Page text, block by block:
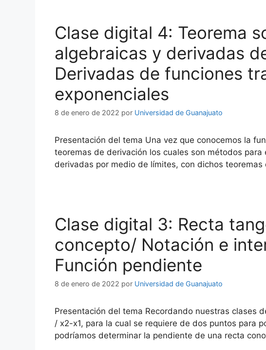
Clase digital 4: Teorema
algebraicas y derivadas
Derivadas de funciones
exponenciales
8 de enero de 2022 por Universidad de Guanajuato
Presentación del tema Una vez que conocemos la
teoremas de derivación los cuales son métodos
derivadas por medio de límites, con dichos
Clase digital 3: Recta
concepto/ Notación e
Función pendiente
8 de enero de 2022 por Universidad de Guanajuato
Presentación del tema Recordando nuestras clases
/ x2-x1, para la cual se requiere de dos puntos para
podríamos determinar la pendiente de una recta